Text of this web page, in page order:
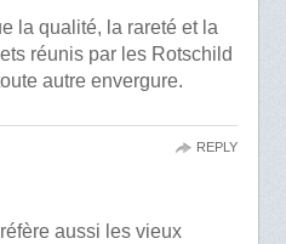
la qualité, la rareté et la
réunis par les Rotschild
autre envergure.
aussi les vieux
REPLY